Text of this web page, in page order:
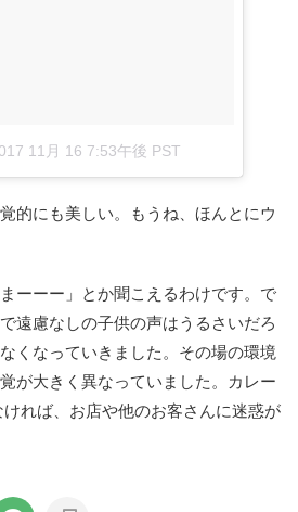
11月 16 7:53午後 PST
的にも美しい。もうね、ほんとにウ
ーーー」とか聞こえるわけです。で
遠慮なしの子供の声はうるさいだろ
くなっていきました。その場の環境
が大きく異なっていました。カレー
れば、お店や他のお客さんに迷惑が